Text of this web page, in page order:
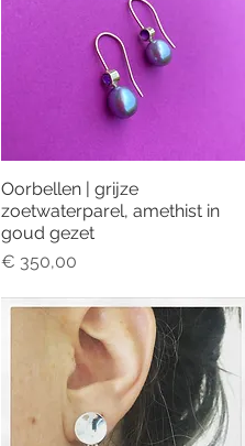
Snel overzicht
Oorbellen | grijze
zoetwaterparel, amethist in
goud gezet
Prijs
€ 350,00